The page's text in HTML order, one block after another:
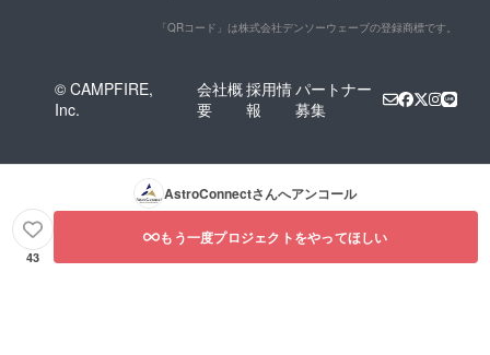
「QRコード」は株式会社デンソーウェーブの登録商標です。
© CAMPFIRE,
Inc.
会社概
要
採用情
報
パートナー
募集
AstroConnectさんへアンコール
43
もう一度プロジェクトをやってほしい